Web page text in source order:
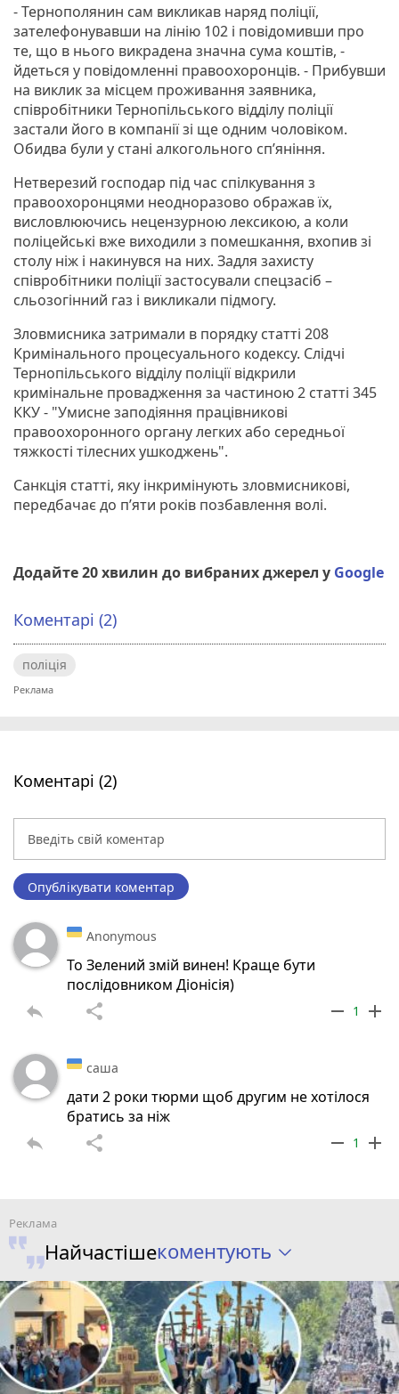
- Тернополянин сам викликав наряд поліції,
зателефонувавши на лінію 102 і повідомивши про
те, що в нього викрадена значна сума коштів, -
йдеться у повідомленні правоохоронців. - Прибувши
на виклик за місцем проживання заявника,
співробітники Тернопільського відділу поліції
застали його в компанії зі ще одним чоловіком.
Обидва були у стані алкогольного сп’яніння.
Нетверезий господар під час спілкування з
правоохоронцями неодноразово ображав їх,
висловлюючись нецензурною лексикою, а коли
поліцейські вже виходили з помешкання, вхопив зі
столу ніж і накинувся на них. Задля захисту
співробітники поліції застосували спецзасіб –
сльозогінний газ і викликали підмогу.
Зловмисника затримали в порядку статті 208
Кримінального процесуального кодексу. Слідчі
Тернопільського відділу поліції відкрили
кримінальне провадження за частиною 2 статті 345
ККУ - "Умисне заподіяння працівникові
правоохоронного органу легких або середньої
тяжкості тілесних ушкоджень".
Санкція статті, яку інкримінують зловмисникові,
передбачає до п’яти років позбавлення волі.
Додайте 20 хвилин до вибраних джерел у Google
Коментарі (2)
поліція
Коментарі (2)
Опублікувати коментар
Anonymous
То Зелений змій винен! Краще бути
послідовником Діонісія)
reply share remove 1 add
саша
дати 2 роки тюрми щоб другим не хотілося
братись за ніж
reply share remove 1 add
Найчастішекоментують